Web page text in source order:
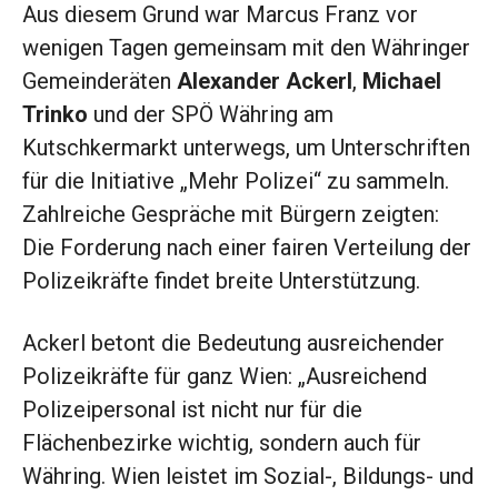
Aus diesem Grund war Marcus Franz vor
wenigen Tagen gemeinsam mit den Währinger
Gemeinderäten Alexander Ackerl, Michael
Trinko und der SPÖ Währing am
Kutschkermarkt unterwegs, um Unterschriften
für die Initiative „Mehr Polizei“ zu sammeln.
Zahlreiche Gespräche mit Bürgern zeigten:
Die Forderung nach einer fairen Verteilung der
Polizeikräfte findet breite Unterstützung.
Ackerl betont die Bedeutung ausreichender
Polizeikräfte für ganz Wien: „Ausreichend
Polizeipersonal ist nicht nur für die
Flächenbezirke wichtig, sondern auch für
Währing. Wien leistet im Sozial-, Bildungs- und